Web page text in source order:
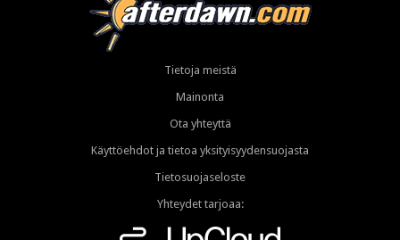
Tietoja meistä
Mainonta
Ota yhteyttä
Käyttöehdot ja tietoa yksityisyydensuojasta
Tietosuojaseloste
Yhteydet tarjoaa: